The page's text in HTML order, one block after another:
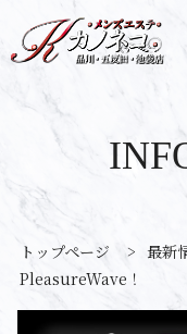
トップページ > 最新
PleasureWave！